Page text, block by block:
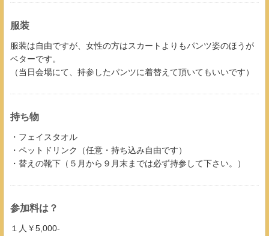
服装
服装は自由ですが、女性の方はスカートよりもパンツ姿のほうが
ベターです。
（当日会場にて、持参したパンツに着替えて頂いてもいいです）
持ち物
・フェイスタオル
・ペットドリンク（任意・持ち込み自由です）
・替えの靴下（５月から９月末までは必ず持参して下さい。）
参加料は？
１人￥5,000-